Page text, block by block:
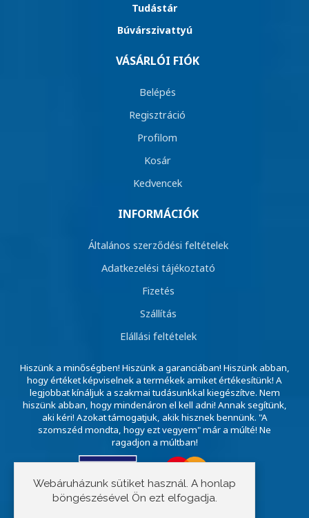
Tudástár
Búvárszivattyú
VÁSÁRLÓI FIÓK
Belépés
Regisztráció
Profilom
Kosár
Kedvencek
INFORMÁCIÓK
Általános szerződési feltételek
Adatkezelési tájékoztató
Fizetés
Szállítás
Elállási feltételek
Hiszünk a minőségben! Hiszünk a garanciában! Hiszünk abban,
hogy értéket képviselnek a termékek amiket értékesítünk! A
legjobbat kínáljuk a szakmai tudásunkkal kiegészítve. Nem
hiszünk abban, hogy mindenáron el kell adni! Annak segítünk,
aki kéri! Azokat támogatjuk, akik hisznek bennünk. "A
szomszéd mondta, hogy ezt vegyem" már a múlté! Ne
ragadjon a múltban!
Webáruházunk sütiket használ. A honlap
böngészésével Ön ezt elfogadja.